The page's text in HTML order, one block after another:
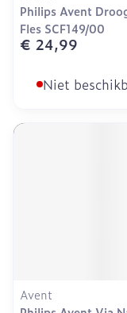
Philips Avent
Fles SCF149/00
€ 24,99
Niet
Avent